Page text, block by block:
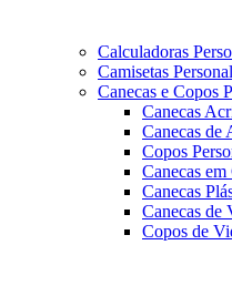
Calculadoras
Camisetas
Canecas e Copos
Canecas
Canecas de
Copos
Canecas
Canecas
Canecas de
Copos de